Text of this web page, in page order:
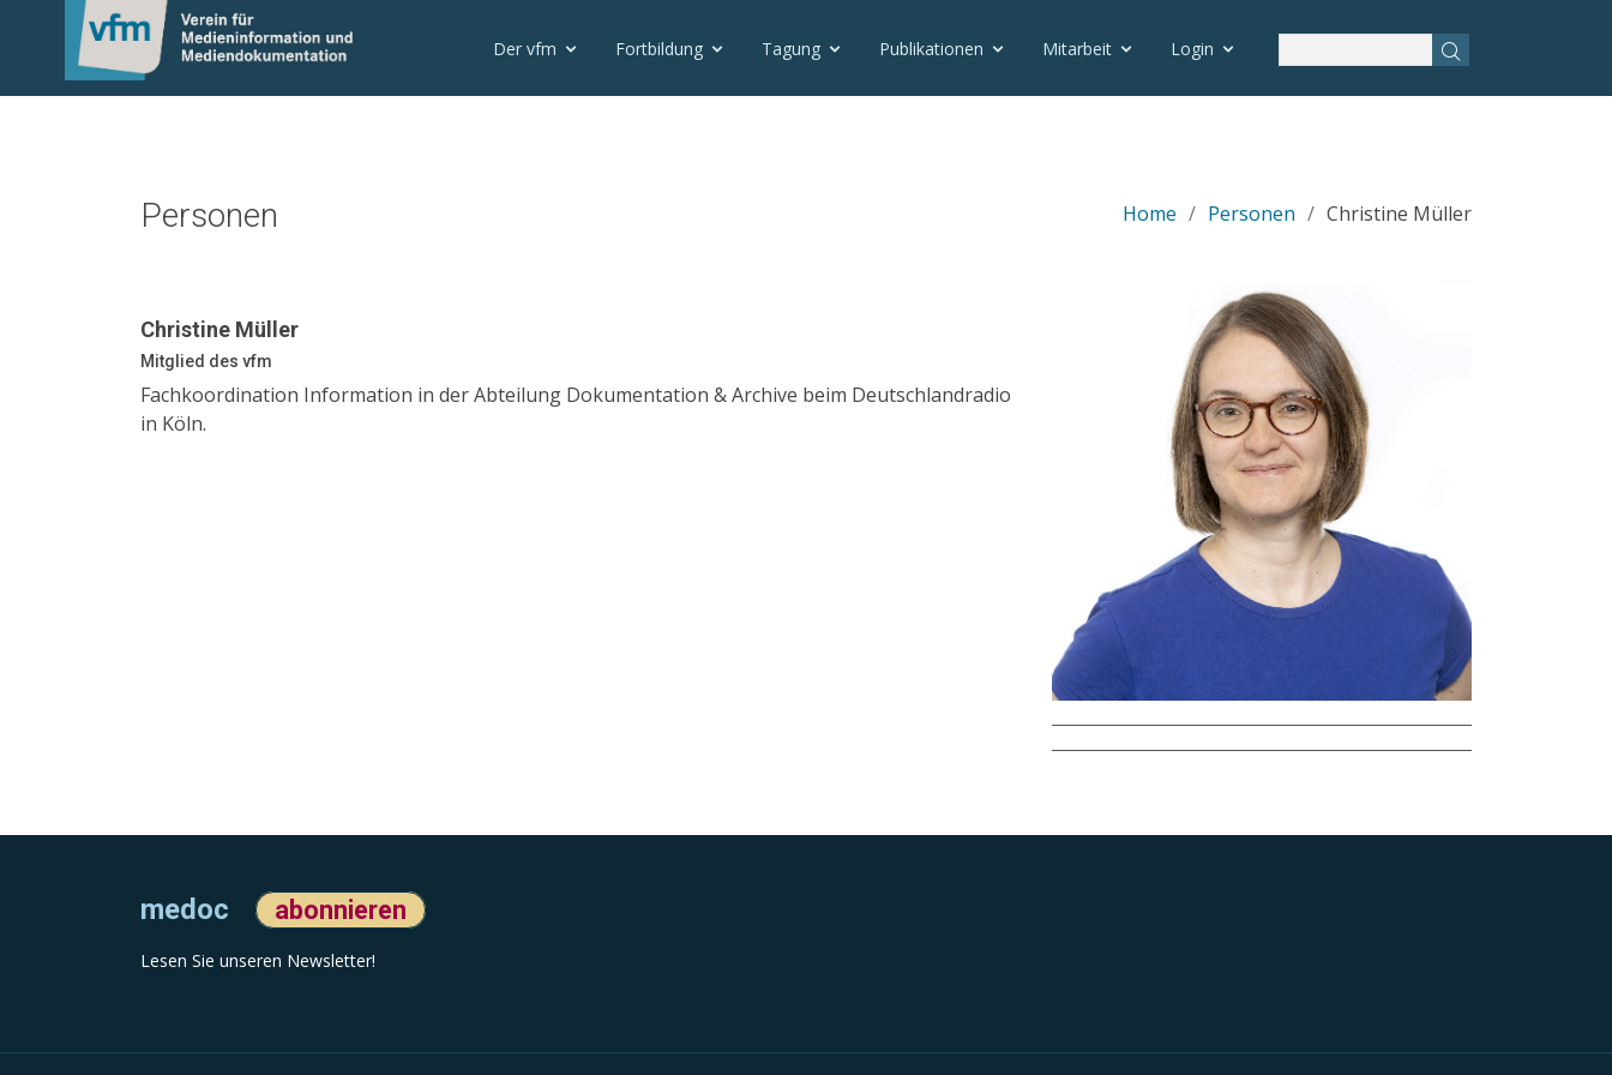
Der vfm Fortbildung Tagung Publikationen Mitarbeit Login
Personen Home Personen Christine Müller
Christine Müller
Mitglied des vfm
Fachkoordination Information in der Abteilung Dokumentation & Archive beim Deutschlandradio
in Köln.
medoc abonnieren
Lesen Sie unseren Newsletter!